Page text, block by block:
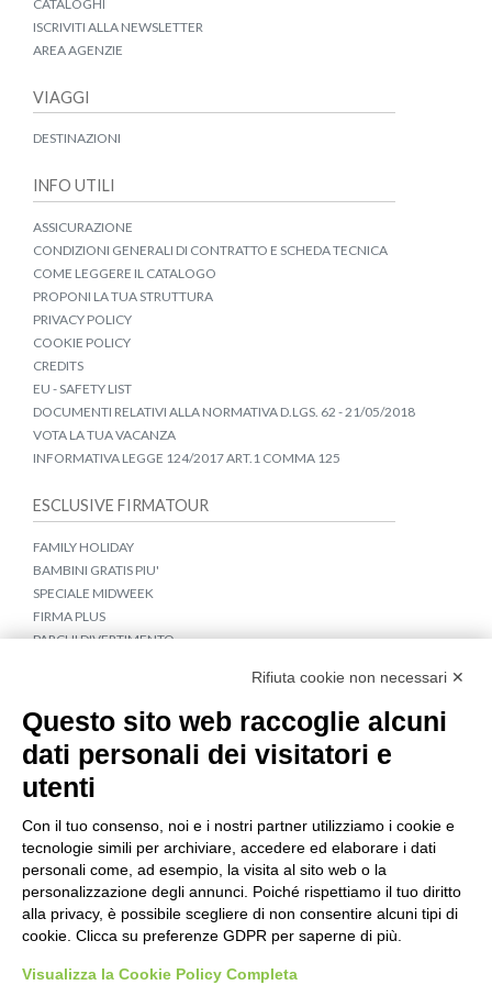
CATALOGHI
ISCRIVITI ALLA NEWSLETTER
AREA AGENZIE
VIAGGI
DESTINAZIONI
INFO UTILI
ASSICURAZIONE
CONDIZIONI GENERALI DI CONTRATTO E SCHEDA TECNICA
COME LEGGERE IL CATALOGO
PROPONI LA TUA STRUTTURA
PRIVACY POLICY
COOKIE POLICY
CREDITS
EU - SAFETY LIST
DOCUMENTI RELATIVI ALLA NORMATIVA D.LGS. 62 - 21/05/2018
VOTA LA TUA VACANZA
INFORMATIVA LEGGE 124/2017 ART.1 COMMA 125
ESCLUSIVE FIRMATOUR
FAMILY HOLIDAY
BAMBINI GRATIS PIU'
SPECIALE MIDWEEK
FIRMA PLUS
PARCHI DIVERTIMENTO
TRAGHETTI PER LA CROAZIA
IDEE DI VIAGGIO
CROCIERE IN BARCA A VELA
TOUR CROAZIA
TERME & WELLNESS
VACANZA GIOVANE A NOVALJA
Seguici su
Rifiuta cookie non necessari ✕
Questo sito web raccoglie alcuni
dati personali dei visitatori e
utenti
Con il tuo consenso, noi e i nostri partner utilizziamo i cookie e
tecnologie simili per archiviare, accedere ed elaborare i dati
personali come, ad esempio, la visita al sito web o la
personalizzazione degli annunci. Poiché rispettiamo il tuo diritto
alla privacy, è possibile scegliere di non consentire alcuni tipi di
cookie. Clicca su preferenze GDPR per saperne di più.
Visualizza la Cookie Policy Completa